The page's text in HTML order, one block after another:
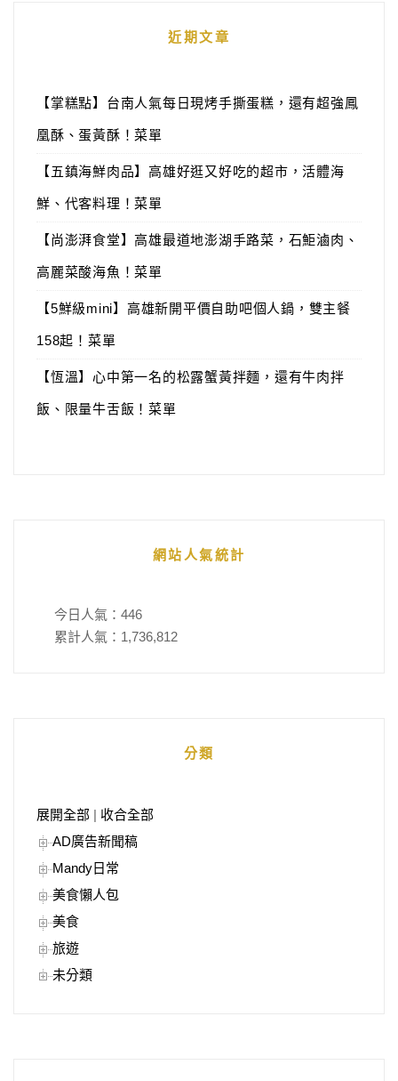
近期文章
【掌糕點】台南人氣每日現烤手撕蛋糕，還有超強鳳
凰酥、蛋黃酥！菜單
【五鎮海鮮肉品】高雄好逛又好吃的超市，活體海
鮮、代客料理！菜單
【尚澎湃食堂】高雄最道地澎湖手路菜，石鮔滷肉、
高麗菜酸海魚！菜單
【5鮮級mini】高雄新開平價自助吧個人鍋，雙主餐
158起！菜單
【恆溫】心中第一名的松露蟹黃拌麵，還有牛肉拌
飯、限量牛舌飯！菜單
網站人氣統計
今日人氣： 446
累計人氣： 1,736,812
分類
展開全部
收合全部
AD廣告新聞稿
Mandy日常
美食懶人包
美食
旅遊
未分類